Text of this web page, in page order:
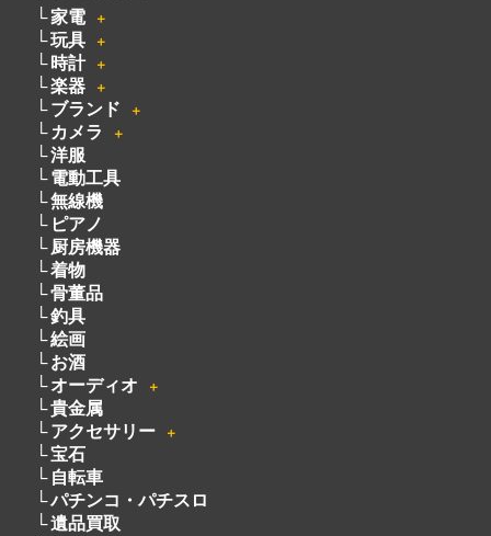
家電 ＋
玩具 ＋
時計 ＋
楽器 ＋
ブランド ＋
カメラ ＋
洋服
電動工具
無線機
ピアノ
厨房機器
着物
骨董品
釣具
絵画
お酒
オーディオ
＋
貴金属
アクセサリー
＋
宝石
自転車
パチンコ・パチスロ
遺品買取